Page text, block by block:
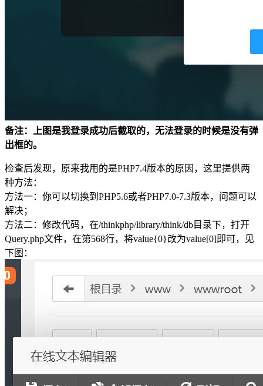
备注：上图是我登录成功后截取的，无法登录的时候是没有弹
出框的。
检查后发现，原来我用的是PHP7.4版本的原因，这里提供两
种方法：
方法一：你可以切换到PHP5.6或者PHP7.0-7.3版本，问题可以
解决；
方法二：修改代码，在/thinkphp/library/think/db目录下，打开
Query.php文件，在第568行，将value{0}改为value[0]即可，见
下图：